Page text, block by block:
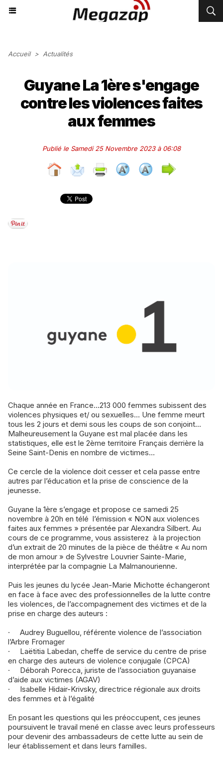
Accueil > Actualités
Guyane La 1ère s'engage
contre les violences faites
aux femmes
Publié le Samedi 25 Novembre 2023 à 06:08
Chaque année en France…213 000 femmes subissent des
violences physiques et/ ou sexuelles… Une femme meurt
tous les 2 jours et demi sous les coups de son conjoint…
Malheureusement la Guyane est mal placée dans les
statistiques, elle est le 2ème territoire Français derrière la
Seine Saint-Denis en nombre de victimes…
Ce cercle de la violence doit cesser et cela passe entre
autres par l’éducation et la prise de conscience de la
jeunesse.
Guyane la 1ère s’engage et propose ce samedi 25
novembre à 20h en télé l’émission « NON aux violences
faites aux femmes » présentée par Alexandra Silbert. Au
cours de ce programme, vous assisterez à la projection
d’un extrait de 20 minutes de la pièce de théâtre « Au nom
de mon amour » de Sylvestre Louvrier Sainte-Marie,
interprétée par la compagnie La Malmanourienne.
Puis les jeunes du lycée Jean-Marie Michotte échangeront
en face à face avec des professionnelles de la lutte contre
les violences, de l’accompagnement des victimes et de la
prise en charge des auteurs :
· Audrey Buguellou, référente violence de l’association
l’Arbre Fromager
· Laëtitia Labedan, cheffe de service du centre de prise
en charge des auteurs de violence conjugale (CPCA)
· Déborah Porecca, juriste de l’association guyanaise
d’aide aux victimes (AGAV)
· Isabelle Hidair-Krivsky, directrice régionale aux droits
des femmes et à l’égalité
En posant les questions qui les préoccupent, ces jeunes
poursuivent le travail mené en classe avec leurs professeurs
pour devenir des ambassadeurs de cette lutte au sein de
leur établissement et dans leurs familles.